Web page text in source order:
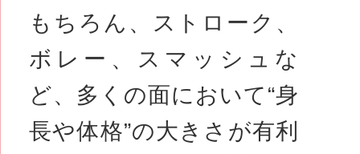
もちろん、ストローク、
ボレー、スマッシュな
ど、多くの面において“身
長や体格”の大きさが有利